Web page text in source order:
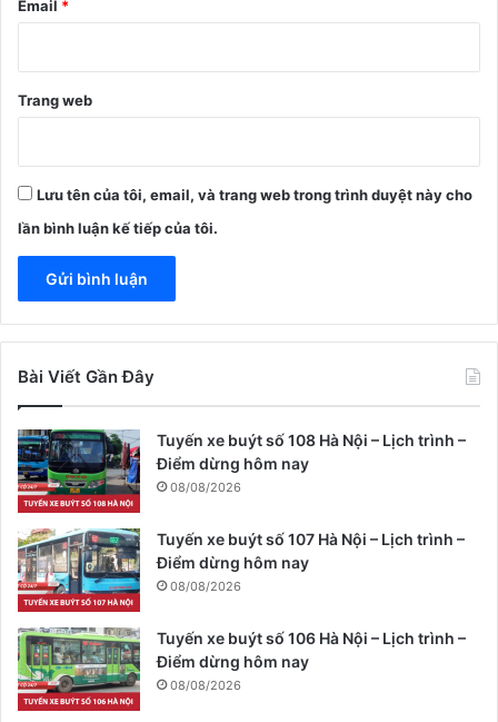
Email *
Trang web
Lưu tên của tôi, email, và trang web trong trình duyệt này cho
lần bình luận kế tiếp của tôi.
Bài Viết Gần Đây
Tuyến xe buýt số 108 Hà Nội – Lịch trình –
Điểm dừng hôm nay
08/08/2026
Tuyến xe buýt số 107 Hà Nội – Lịch trình –
Điểm dừng hôm nay
08/08/2026
Tuyến xe buýt số 106 Hà Nội – Lịch trình –
Điểm dừng hôm nay
08/08/2026